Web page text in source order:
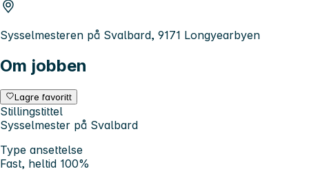
Sysselmesteren på Svalbard, 9171 Longyearbyen
Om jobben
Lagre favoritt
Stillingstittel
Sysselmester på Svalbard
Type ansettelse
Fast, heltid 100%